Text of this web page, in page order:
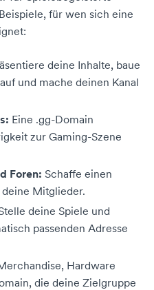
für wen sich eine
deine Inhalte, baue
und mache deinen Kanal
Eine .gg-Domain
zur Gaming-Szene
Foren: Schaffe einen
Mitglieder.
deine Spiele und
passenden Adresse
Hardware
die deine Zielgruppe